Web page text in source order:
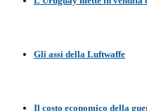
Gli assi della Luftwaffe
Il costo economico della